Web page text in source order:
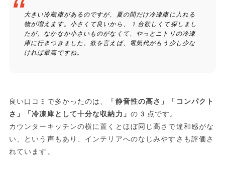
大きい冷蔵庫があるのですが、夏の間だけ冷凍庫に入れる
物が増えます。小さくて良いから、1台欲しくて探しまし
たが、なかなか小さいものがなくて、やっとニトリの冷凍
庫に行きつきました。欲を言えば、電気代がもう少し少な
ければ最高ですね。
良い口コミで多かったのは、
「静音性の高さ」「コンパクト
さ」「冷凍庫として十分な収納力」 の3点です。
カウンターキッチンの横に置くとほぼ同じ高さで違和感がな
い、という声もあり、インテリアへのなじみやすさも評価さ
れています。